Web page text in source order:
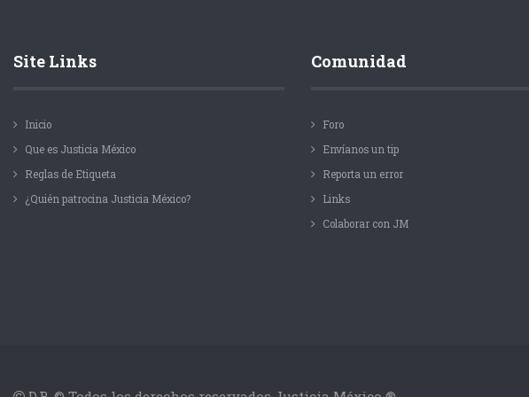
Site Links
Inicio
Que es Justicia México
Reglas de Etiqueta
¿Quién patrocina Justicia México?
Comunidad
Foro
Envíanos un tip
Reporta un error
Links
Colaborar con JM